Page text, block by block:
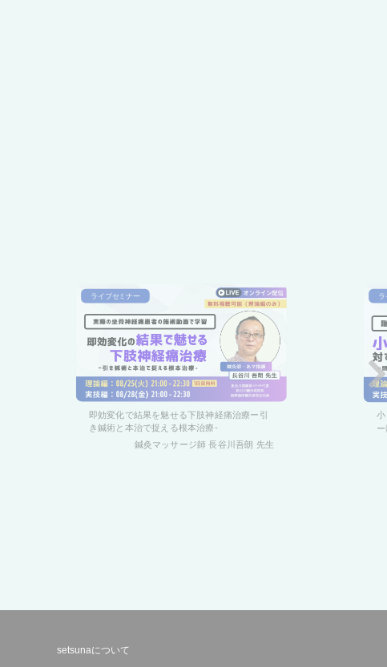
ライブセミナー
即効変化で結果を魅せる下肢神経痛治療ー引
き鍼術と本治で捉える根本治療-
鍼灸マッサージ師 長谷川吾朗 先生
ラ
setsunaについて